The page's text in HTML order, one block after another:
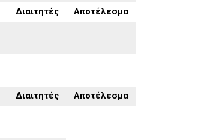
Διαιτητές
Αποτέλεσμα
Διαιτητές
Αποτέλεσμα